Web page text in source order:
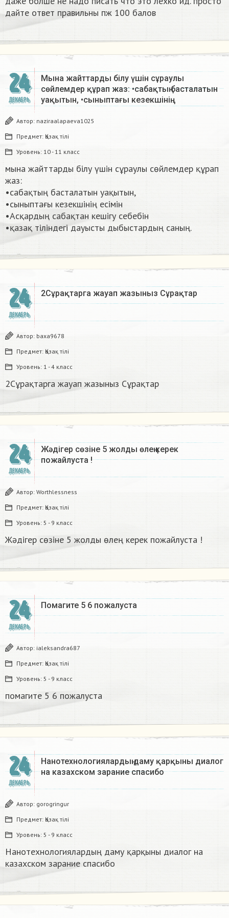
дайте ответ правильны пж 100 балов ​
24
ДЕКАБРЬ
Мына жайттарды білу үшін сұраулы
сөйлемдер құрап жаз: •сабақтың басталатын
уақытын, •сыныптағы кезекшінің…
Автор: naziraalapaeva1025
Предмет: Қазақ тiлi
Уровень: 10 - 11 класс
мына жайттарды білу үшін сұраулы сөйлемдер құрап
жаз:
•сабақтың басталатын уақытын,
•сыныптағы кезекшінің есімін
•Асқардың сабақтан кешігу себебін
•қазақ тіліндегі дауысты дыбыстардың саның. ​
24
ДЕКАБРЬ
2Сұрақтарга жауап жазыныз Сұрақтар​
Автор: baxa9678
Предмет: Қазақ тiлi
Уровень: 1 - 4 класс
2Сұрақтарга жауап жазыныз Сұрақтар​
24
ДЕКАБРЬ
Жәдігер сөзіне 5 жолды өлең керек
пожайлуста !
Автор: Worthlessness
Предмет: Қазақ тiлi
Уровень: 5 - 9 класс
Жәдігер сөзіне 5 жолды өлең керек пожайлуста !
24
ДЕКАБРЬ
Помагите 5 6 пожалуста​
Автор: ialeksandra687
Предмет: Қазақ тiлi
Уровень: 5 - 9 класс
помагите 5 6 пожалуста​
24
ДЕКАБРЬ
Нанотехнологиялардың даму қарқыны диалог
на казахском зарание спасибо
Автор: gorogringur
Предмет: Қазақ тiлi
Уровень: 5 - 9 класс
Нанотехнологиялардың даму қарқыны диалог на
казахском зарание спасибо